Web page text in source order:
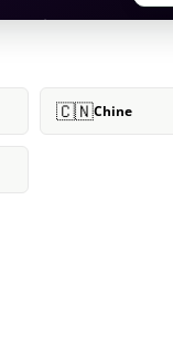
🇨🇳Chine